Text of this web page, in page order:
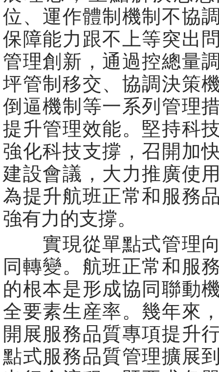
位、運作體制機制不協
保障能力跟不上等突出
管理創新，通過控總量
坪管制移交、協調決策
倒逼機制等一系列管理
提升管理效能。堅持科
強化科技支撐，召開加
建設會議，大力推廣使
為提升航班正常和服務
強有力的支撐。
實現從單點式管理向
同轉變。航班正常和服
的根本是形成協同聯動
全要素生産率。幾年來
開展服務品質專項提升
點式服務品質管理擴展